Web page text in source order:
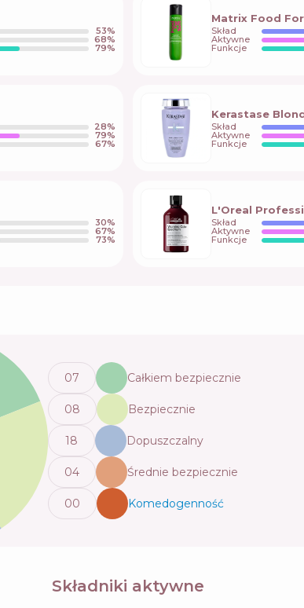
53%
68%
79%
Matrix Food
Skład
Aktywne
Funkcje
28%
79%
67%
Kerastase
Skład
Aktywne
Funkcje
30%
67%
73%
L'Oreal
Skład
Aktywne
Funkcje
07 Całkiem bezpiecznie
08 Bezpiecznie
18 Dopuszczalny
04 Średnie bezpiecznie
00 Komedogenność
Składniki aktywne